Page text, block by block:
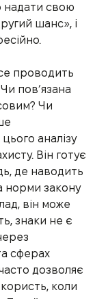
надати свою
шанс», і
проводить
пов’язана
Чи
аналізу
Він готує
де наводить
норми закону
він може
знаки не є
сферах
дозволяє
коли